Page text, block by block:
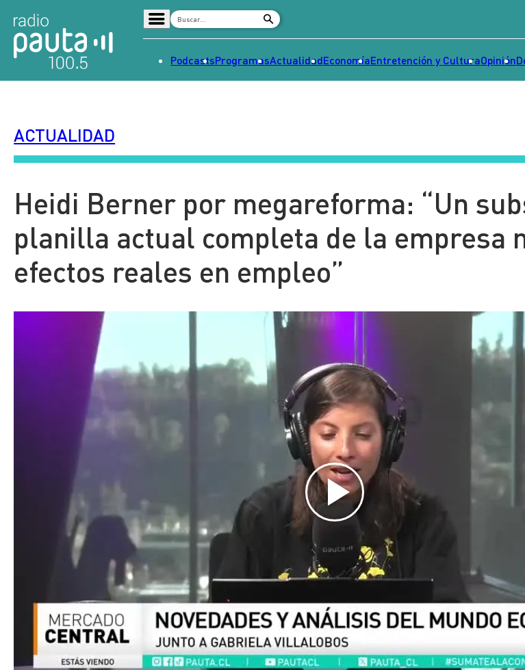
Señal 2
Dato en Pauta
Contenido Patrocinado
PodcastsProgramasActualidadEconomíaEntretención y CulturaOpinión
ACTUALIDAD
Heidi Berner por megareforma: “Un
planilla actual completa de la empresa
efectos reales en empleo”